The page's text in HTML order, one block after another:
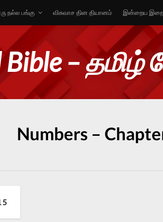
நல்ல பங்கு விசுவாச தின தியானம் இன்றைய
Bible –
Numbers –